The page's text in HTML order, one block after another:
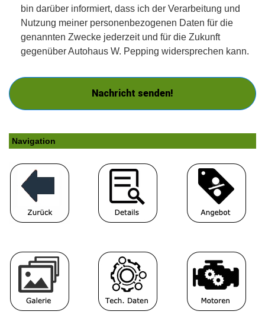
bin darüber informiert, dass ich der Verarbeitung und
Nutzung meiner personenbezogenen Daten für die
genannten Zwecke jederzeit und für die Zukunft
gegenüber Autohaus W. Pepping widersprechen kann.
Nachricht senden!
Navigation